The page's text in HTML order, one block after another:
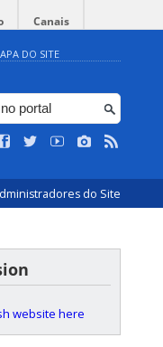
Canais
DO SITE
do Site
website here